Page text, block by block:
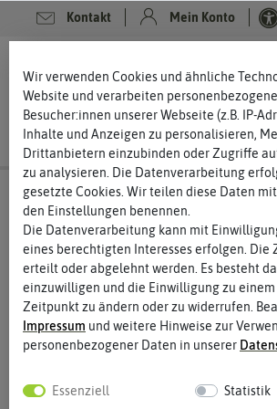
Kontakt Mein Konto
Wir verwenden Cookies und ähnliche
Website und verarbeiten
Besucher:innen unserer Webseite (z.B. IP-
Inhalte und Anzeigen zu personalisieren,
Drittanbietern einzubinden oder Zugriffe
zu analysieren. Die Datenverarbeitung
gesetzte Cookies. Wir teilen diese Daten
den Einstellungen benennen.
Die Datenverarbeitung kann mit
eines berechtigten Interesses erfolgen. Die
erteilt oder abgelehnt werden. Es besteht
einzuwilligen und die Einwilligung zu einem
Zeitpunkt zu ändern oder zu widerrufen.
Impressum und weitere Hinweise zur
personenbezogener Daten in unserer
Essenziell Statistik